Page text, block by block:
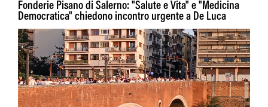
Fonderie Pisano di Salerno: "Salute e Vita" e "Medicina
Democratica" chiedono incontro urgente a De Luca